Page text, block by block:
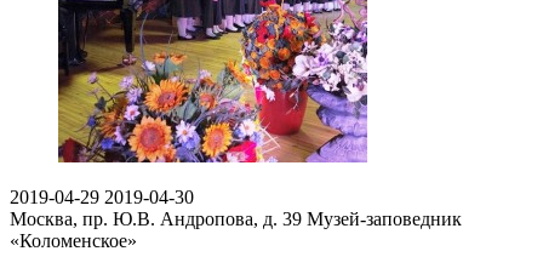
2019-04-29 2019-04-30
Москва, пр. Ю.В. Андропова, д. 39 Музей-заповедник
«Коломенское»